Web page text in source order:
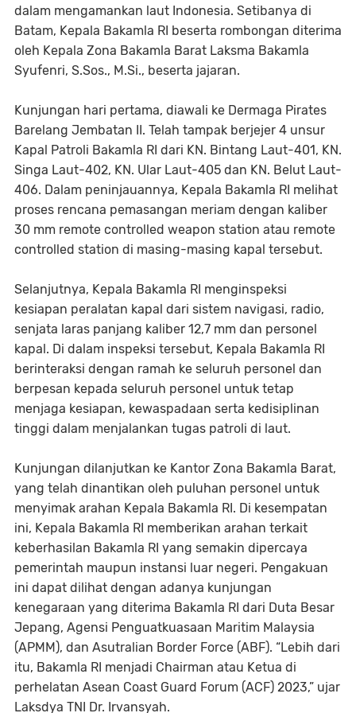
dalam mengamankan laut Indonesia. Setibanya di
Batam, Kepala Bakamla RI beserta rombongan diterima
oleh Kepala Zona Bakamla Barat Laksma Bakamla
Syufenri, S.Sos., M.Si., beserta jajaran.
Kunjungan hari pertama, diawali ke Dermaga Pirates
Barelang Jembatan II. Telah tampak berjejer 4 unsur
Kapal Patroli Bakamla RI dari KN. Bintang Laut-401, KN.
Singa Laut-402, KN. Ular Laut-405 dan KN. Belut Laut-
406. Dalam peninjauannya, Kepala Bakamla RI melihat
proses rencana pemasangan meriam dengan kaliber
30 mm remote controlled weapon station atau remote
controlled station di masing-masing kapal tersebut.
Selanjutnya, Kepala Bakamla RI menginspeksi
kesiapan peralatan kapal dari sistem navigasi, radio,
senjata laras panjang kaliber 12,7 mm dan personel
kapal. Di dalam inspeksi tersebut, Kepala Bakamla RI
berinteraksi dengan ramah ke seluruh personel dan
berpesan kepada seluruh personel untuk tetap
menjaga kesiapan, kewaspadaan serta kedisiplinan
tinggi dalam menjalankan tugas patroli di laut.
Kunjungan dilanjutkan ke Kantor Zona Bakamla Barat,
yang telah dinantikan oleh puluhan personel untuk
menyimak arahan Kepala Bakamla RI. Di kesempatan
ini, Kepala Bakamla RI memberikan arahan terkait
keberhasilan Bakamla RI yang semakin dipercaya
pemerintah maupun instansi luar negeri. Pengakuan
ini dapat dilihat dengan adanya kunjungan
kenegaraan yang diterima Bakamla RI dari Duta Besar
Jepang, Agensi Penguatkuasaan Maritim Malaysia
(APMM), dan Asutralian Border Force (ABF). “Lebih dari
itu, Bakamla RI menjadi Chairman atau Ketua di
perhelatan Asean Coast Guard Forum (ACF) 2023,” ujar
Laksdya TNI Dr. Irvansyah.